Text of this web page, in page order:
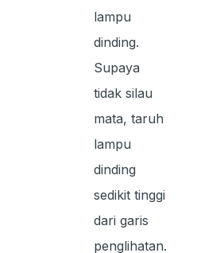
lampu
dinding.
Supaya
tidak silau
mata, taruh
lampu
dinding
sedikit tinggi
dari garis
penglihatan.